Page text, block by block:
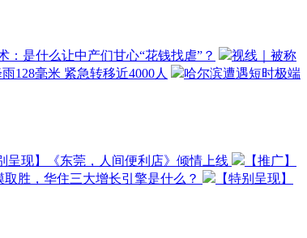
：是什么让中产们甘心“花钱找虐”？
视线｜被称
128毫米 紧急转移近4000人
哈尔滨遭遇短时极端
呈现】《东莞，人间便利店》倾情上线
【推广】
取胜，华住三大增长引擎是什么？
【特别呈现】